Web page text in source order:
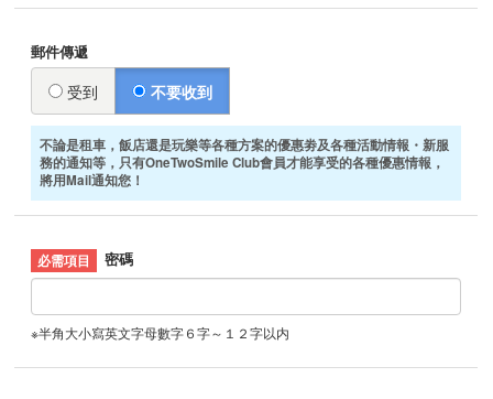
郵件傳遞
受到 不要收到
不論是租車，飯店還是玩樂等各種方案的優惠劵及各種活動情報・新服
務的通知等，只有OneTwoSmile Club會員才能享受的各種優惠情報，
將用Mail通知您！
密碼
※半角大小寫英文字母數字６字～１２字以内